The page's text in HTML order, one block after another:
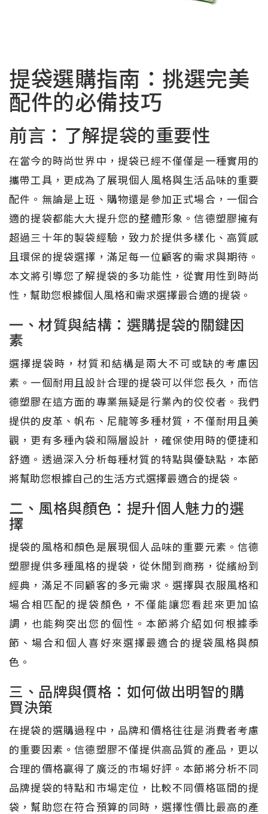
提袋選購指南：挑選完美
配件的必備技巧
前言：了解提袋的重要性
在當今的時尚世界中，提袋已經不僅僅是一種實用的
攜帶工具，更成為了展現個人風格與生活品味的重要
配件。無論是上班、購物還是參加正式場合，一個合
適的提袋都能大大提升您的整體形象。信德塑膠擁有
超過三十年的製袋經驗，致力於提供多樣化、高質感
且環保的提袋選擇，滿足每一位顧客的需求與期待。
本文將引導您了解提袋的多功能性，從實用性到時尚
性，幫助您根據個人風格和需求選擇最合適的提袋。
一、材質與結構：選購提袋的關鍵因
素
選擇提袋時，材質和結構是兩大不可或缺的考慮因
素。一個耐用且設計合理的提袋可以伴您長久，而信
德塑膠在這方面的專業無疑是行業內的佼佼者。我們
提供的皮革、帆布、尼龍等多種材質，不僅耐用且美
觀，更有多種內袋和隔層設計，確保使用時的便捷和
舒適。透過深入分析每種材質的特點與優缺點，本節
將幫助您根據自己的生活方式選擇最適合的提袋。
二、風格與顏色：提升個人魅力的選
擇
提袋的風格和顏色是展現個人品味的重要元素。信德
塑膠提供多種風格的提袋，從休閒到商務，從繽紛到
經典，滿足不同顧客的多元需求。選擇與衣服風格和
場合相匹配的提袋顏色，不僅能讓您看起來更加協
調，也能夠突出您的個性。本節將介紹如何根據季
節、場合和個人喜好來選擇最適合的提袋風格與顏
色。
三、品牌與價格：如何做出明智的購
買決策
在提袋的選購過程中，品牌和價格往往是消費者考慮
的重要因素。信德塑膠不僅提供高品質的產品，更以
合理的價格贏得了廣泛的市場好評。本節將分析不同
品牌提袋的特點和市場定位，比較不同價格區間的提
袋，幫助您在符合預算的同時，選擇性價比最高的產